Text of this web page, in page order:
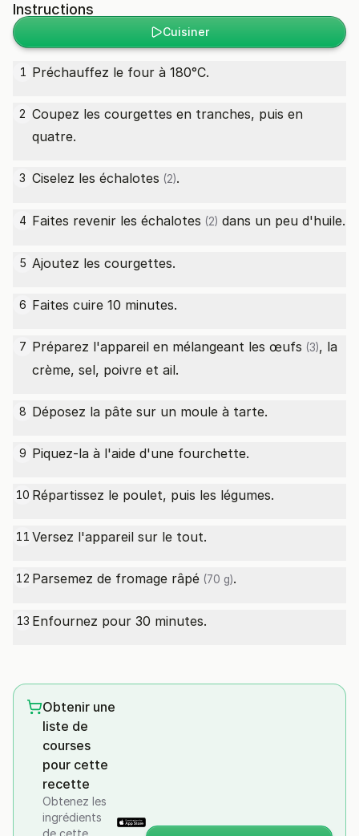
Instructions
Cuisiner
1 Préchauffez le four à 180°C.
2 Coupez les courgettes en tranches, puis en
quatre.
3 Ciselez les échalotes (2).
4 Faites revenir les échalotes (2) dans un peu d'huile.
5 Ajoutez les courgettes.
6 Faites cuire 10 minutes.
7 Préparez l'appareil en mélangeant les œufs (3), la
crème, sel, poivre et ail.
8 Déposez la pâte sur un moule à tarte.
9 Piquez-la à l'aide d'une fourchette.
10 Répartissez le poulet, puis les légumes.
11 Versez l'appareil sur le tout.
12 Parsemez de fromage râpé (70 g).
13 Enfournez pour 30 minutes.
Obtenir une
liste de
courses
pour cette
recette
Obtenez les
ingrédients
de cette